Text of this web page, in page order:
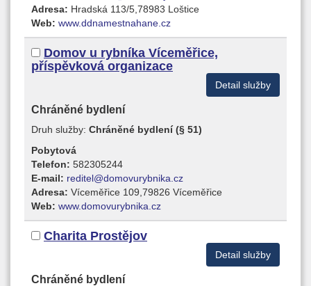
Adresa: Hradská 113/5,78983 Loštice
Web: www.ddnamestnahane.cz
Domov u rybníka Víceměřice,
příspěvková organizace
Detail služby
Chráněné bydlení
Druh služby: Chráněné bydlení (§ 51)
Pobytová
Telefon: 582305244
E-mail: reditel@domovurybnika.cz
Adresa: Víceměřice 109,79826 Víceměřice
Web: www.domovurybnika.cz
Charita Prostějov
Detail služby
Chráněné bydlení